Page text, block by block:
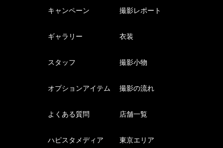
キャンペーン 撮影レポート
ギャラリー 衣装
スタッフ 撮影小物
オプションアイテム 撮影の流れ
よくある質問 店舗一覧
ハピスタメディア 東京エリア